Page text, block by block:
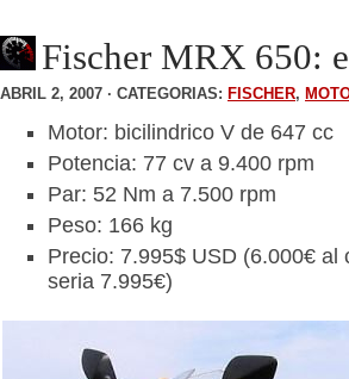
Fischer MRX 650:
ABRIL 2, 2007 · CATEGORIAS: FISCHER,
Motor: bicilindrico V de 647 cc
Potencia: 77 cv a 9.400 rpm
Par: 52 Nm a 7.500 rpm
Peso: 166 kg
Precio: 7.995$ USD (6.000€
seria 7.995€)